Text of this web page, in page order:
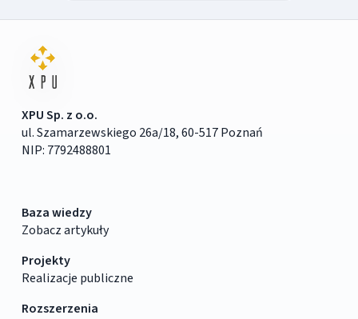
XPU Sp. z o.o.
ul. Szamarzewskiego 26a/18, 60-517 Poznań
NIP: 7792488801
Baza wiedzy
Zobacz artykuły
Projekty
Realizacje publiczne
Rozszerzenia